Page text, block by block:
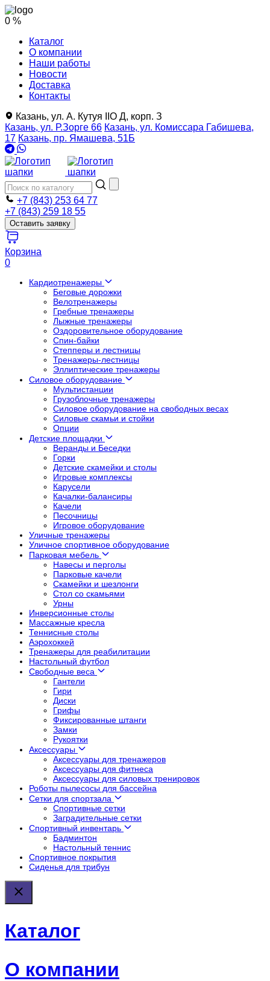
0 %
Каталог
О компании
Наши работы
Новости
Доставка
Контакты
Казань, ул. А. Кутуя IIO Д, корп. З
Казань, ул. Р.Зорге 66 Казань, ул. Комиссара Габишева,
17 Казань, пр. Ямашева, 51Б
+7 (843) 253 64 77
+7 (843) 259 18 55
Оставить заявку
Корзина
0
Кардиотренажеры
Беговые дорожки
Велотренажеры
Гребные тренажеры
Лыжные тренажеры
Оздоровительное оборудование
Спин-байки
Степперы и лестницы
Тренажеры-лестницы
Эллиптические тренажеры
Силовое оборудование
Мультистанции
Грузоблочные тренажеры
Силовое оборудование на свободных весах
Силовые скамьи и стойки
Опции
Детские площадки
Веранды и Беседки
Горки
Детские скамейки и столы
Игровые комплексы
Карусели
Качалки-балансиры
Качели
Песочницы
Игровое оборудование
Уличные тренажеры
Уличное спортивное оборудование
Парковая мебель
Навесы и перголы
Парковые качели
Скамейки и шезлонги
Стол со скамьями
Урны
Инверсионные столы
Массажные кресла
Теннисные столы
Аэрохоккей
Тренажеры для реабилитации
Настольный футбол
Свободные веса
Гантели
Гири
Диски
Грифы
Фиксированные штанги
Замки
Рукоятки
Аксессуары
Аксессуары для тренажеров
Аксессуары для фитнеса
Аксессуары для силовых тренировок
Роботы пылесосы для бассейна
Сетки для спортзала
Спортивные сетки
Заградительные сетки
Спортивный инвентарь
Бадминтон
Настольный теннис
Спортивное покрытия
Сиденья для трибун
Каталог
О компании